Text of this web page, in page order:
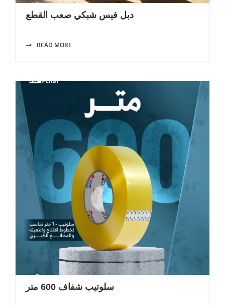
دبل فيس شبكي صعب القطع
READ MORE
سلوتيب شفاف 600 متر